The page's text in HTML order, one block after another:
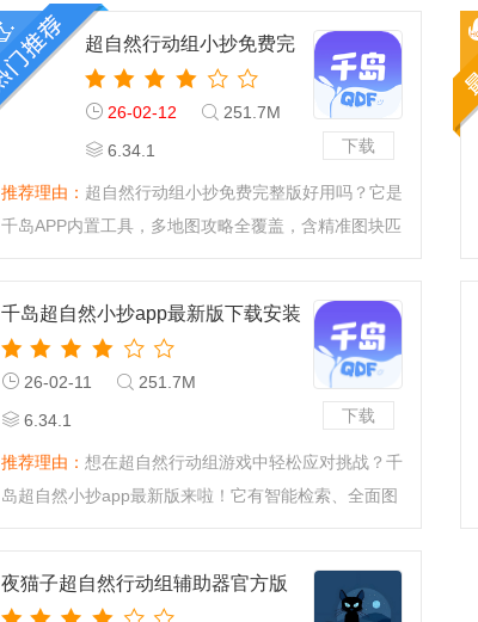
下载
超自然行动组小抄免费完
整版
26-02-12
251.7M
6.34.1
推荐理由： 超自然行动组小抄免费完整版好用吗？它是
千岛APP内置工具，多地图攻略全覆盖，含精准图块匹
下载
千岛超自然小抄app最新版下载安装
26-02-11
251.7M
6.34.1
推荐理由： 想在超自然行动组游戏中轻松应对挑战？千
岛超自然小抄app最新版来啦！它有智能检索、全面图
夜猫子超自然行动组辅助器官方版